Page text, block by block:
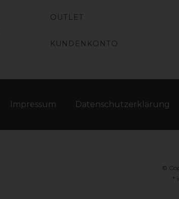
OUTLET
KUNDENKONTO
Impressum Daten­schutz­erklärung
©
*